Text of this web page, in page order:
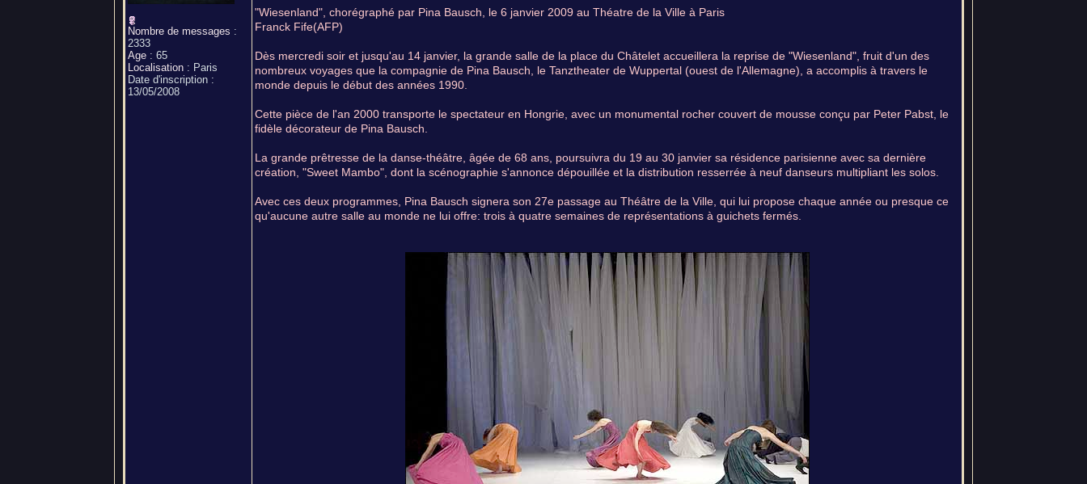
Nombre de messages :
2333
Age : 65
Localisation : Paris
Date d'inscription :
13/05/2008
"Wiesenland", chorégraphé par Pina Bausch, le 6 janvier 2009 au Théatre de la Ville à Paris
Franck Fife(AFP)
Dès mercredi soir et jusqu'au 14 janvier, la grande salle de la place du Châtelet accueillera la reprise de "Wiesenland", fruit d'un des
nombreux voyages que la compagnie de Pina Bausch, le Tanztheater de Wuppertal (ouest de l'Allemagne), a accomplis à travers le
monde depuis le début des années 1990.
Cette pièce de l'an 2000 transporte le spectateur en Hongrie, avec un monumental rocher couvert de mousse conçu par Peter Pabst, le
fidèle décorateur de Pina Bausch.
La grande prêtresse de la danse-théâtre, âgée de 68 ans, poursuivra du 19 au 30 janvier sa résidence parisienne avec sa dernière
création, "Sweet Mambo", dont la scénographie s'annonce dépouillée et la distribution resserrée à neuf danseurs multipliant les solos.
Avec ces deux programmes, Pina Bausch signera son 27e passage au Théâtre de la Ville, qui lui propose chaque année ou presque ce
qu'aucune autre salle au monde ne lui offre: trois à quatre semaines de représentations à guichets fermés.